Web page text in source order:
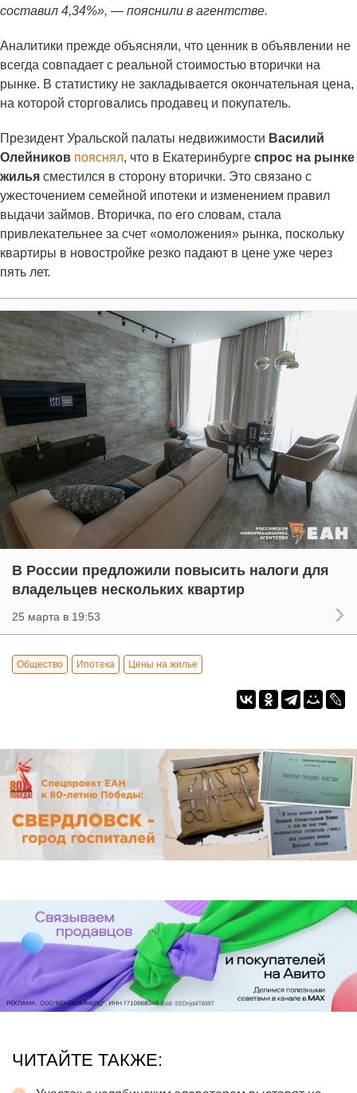
составил 4,34%», — пояснили в агентстве.
Аналитики прежде объясняли, что ценник в объявлении не
всегда совпадает с реальной стоимостью вторички на
рынке. В статистику не закладывается окончательная цена,
на которой сторговались продавец и покупатель.
Президент Уральской палаты недвижимости Василий
Олейников пояснял, что в Екатеринбурге спрос на рынке
жилья сместился в сторону вторички. Это связано с
ужесточением семейной ипотеки и изменением правил
выдачи займов. Вторичка, по его словам, стала
привлекательнее за счет «омоложения» рынка, поскольку
квартиры в новостройке резко падают в цене уже через
пять лет.
В России предложили повысить налоги для
владельцев нескольких квартир
25 марта в 19:53
Общество Ипотека Цены на жилье
ЧИТАЙТЕ ТАКЖЕ: